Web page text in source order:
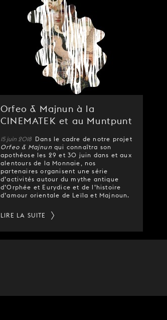
Orfeo & Majnun à la
CINEMATEK et au Muntpunt
15 juin 2018 Dans le cadre de notre projet
Orfeo & Majnun qui connaîtra son
apothéose les 29 et 30 juin dans et aux
alentours de la Monnaie, nos
partenaires organisent une série
d’activités autour du mythe antique
d’Orphée et Eurydice et de l’histoire
d’amour orientale de Leïla et Majnoun.
LIRE LA SUITE